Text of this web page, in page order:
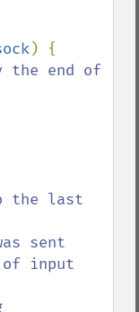
) {
end of
the last
input